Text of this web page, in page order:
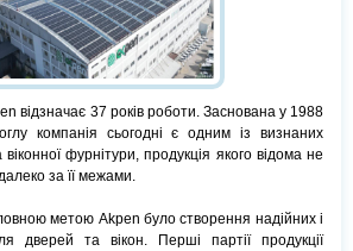
відзначає 37 років роботи. Заснована у 1988
компанія сьогодні є одним із визнаних
фурнітури, продукція якого відома не
за її межами.
метою Akpen було створення надійних і
дверей та вікон. Перші партії продукції